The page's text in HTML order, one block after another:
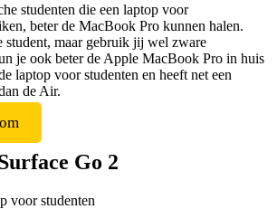
studenten die een laptop voor
beter de MacBook Pro kunnen halen.
student, maar gebruik jij wel zware
je ook beter de Apple MacBook Pro in huis
laptop voor studenten en heeft net een
de Air.
Go 2
voor studenten